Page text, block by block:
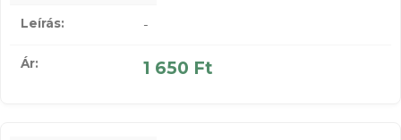
-
1 650 Ft